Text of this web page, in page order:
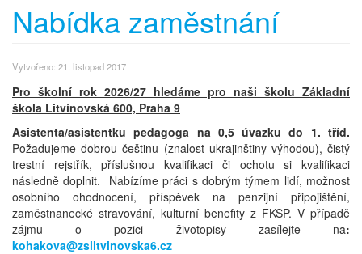
Nabídka zaměstnání
Vytvořeno: 21. listopad 2017
Pro školní rok 2026/27 hledáme pro naši školu Základní
škola Litvínovská 600, Praha 9
Asistenta/asistentku pedagoga na 0,5 úvazku do 1. tříd.
Požadujeme dobrou češtinu (znalost ukrajinštiny výhodou), čistý
trestní rejstřík, příslušnou kvalifikaci či ochotu si kvalifikaci
následně doplnit. Nabízíme práci s dobrým týmem lidí, možnost
osobního ohodnocení, příspěvek na penzijní připojištění,
zaměstnanecké stravování, kulturní benefity z FKSP. V případě
zájmu o pozici životopisy zasílejte na:
kohakova@zslitvinovska6.cz